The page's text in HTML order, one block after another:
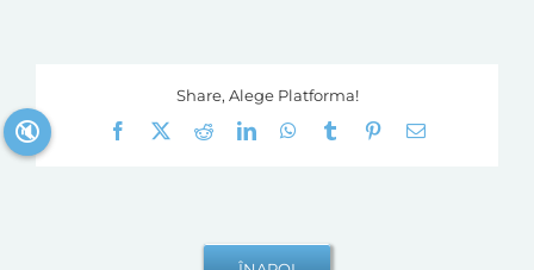
Share, Alege Platforma!
Facebook
RedditLinkedInWhatsApp
Tumblr Pinterest
E-
🔇